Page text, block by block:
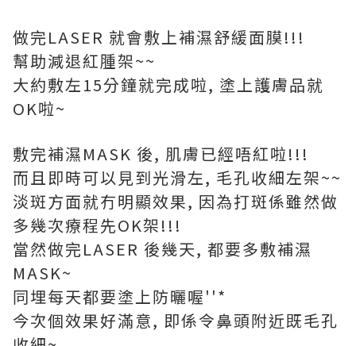
做完LASER 就會敷上補濕舒緩面膜!!!
幫助減退紅腫架~~
大約敷左15分鐘就完成啦, 塗上護膚品就
OK啦~
敷完補濕MASK 後, 肌膚已經唔紅啦!!!
而且即時可以見到光滑左, 毛孔收細左架~~
淡斑方面就冇明顯效果, 因為打斑係雖然做
多幾次療程先OK架!!!
當然做完LASER 後幾天, 都要多敷補濕
MASK~
同埋每天都要塗上防曬喔''*
今次個效果好滿意, 即係令鼻頭附近既毛孔